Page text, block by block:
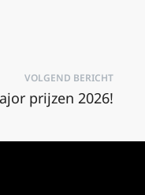
VOLGEND BERICHT
prijzen 2026!